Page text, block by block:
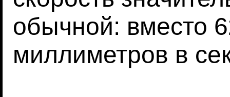
обычной: вместо
миллиметров в